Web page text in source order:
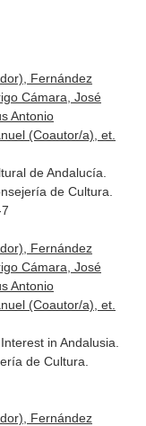
Fernández
Cámara, José
Antonio
(Coautor/a), et.
de Andalucía.
de Cultura.
Fernández
Cámara, José
Antonio
(Coautor/a), et.
in Andalusia.
de Cultura.
Fernández